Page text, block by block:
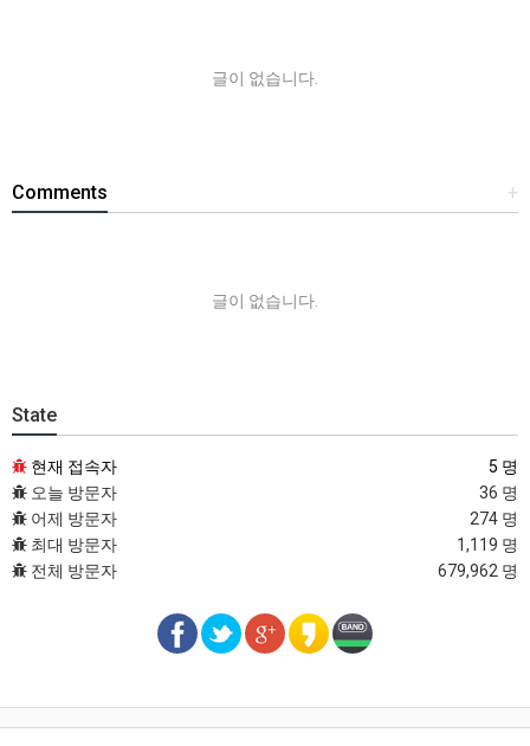
글이 없습니다.
+
Comments
글이 없습니다.
State
현재 접속자
5 명
오늘 방문자
36 명
어제 방문자
274 명
최대 방문자
1,119 명
전체 방문자
679,962 명